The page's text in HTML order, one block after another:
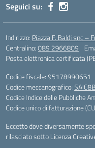
Seguici su:
Indirizzo: Piazza F. Baldi snc –
Centralino:089 2966809
Posta elettronica certificata
Codice fiscale: 95178990651
Codice meccanografico:
Codice Indice delle Pubbliche
Codice unico di fatturazione
Eccetto dove diversamente
rilasciato sotto Licenza